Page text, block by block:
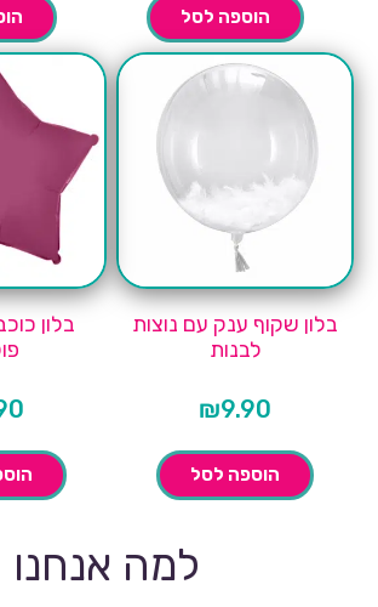
הוספה לסל
בלון שקוף ענק עם נוצות
לבנות
₪9.90
הוספה לסל
בלון
למה אנחנו